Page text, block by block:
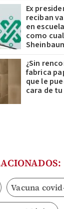
Ex
reciban
en
como
¿Sin
fabrica
que le
cara de
Vacuna